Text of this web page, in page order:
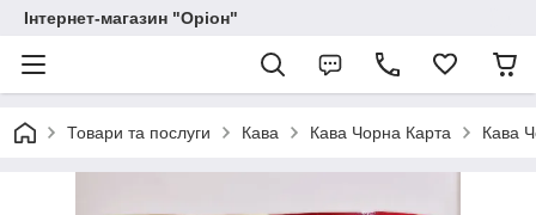
Інтернет-магазин "Оріон"
Товари та послуги Кава Кава Чорна Карта Кава